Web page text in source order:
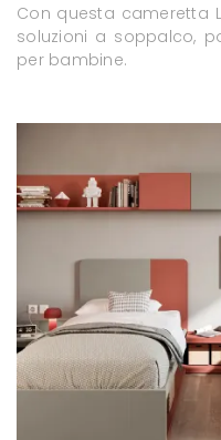
Con questa cameretta
soluzioni a soppalco,
per bambine.